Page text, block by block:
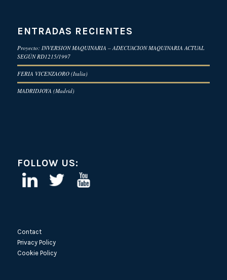
ENTRADAS RECIENTES
Proyecto: INVERSION MAQUINARIA – ADECUACION MAQUINARIA ACTUAL
SEGÚN RD1215/1997
FERIA VICENZAORO (Italia)
MADRIDJOYA (Madrid)
FOLLOW US:
Contact
Privacy Policy
Cookie Policy